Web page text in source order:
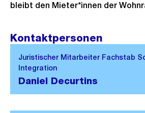
bleibt den Mieter*innen der
Kontaktpersonen